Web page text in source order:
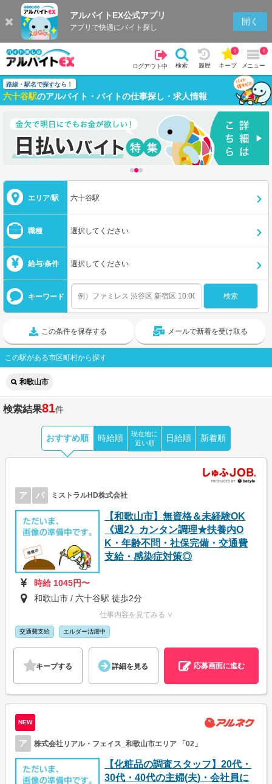
アルバイトEX公式アプリ
アプリで快適にバイト探し
開く
ログアウト中 検索 履歴 キープ
0
メニュー
0
路線・駅名で探すなら！
六十谷駅のアルバイト・バイトの仕事探し・求人情報
エリア/駅 六十谷駅
職種 選択してください
給与/条件 選択してください
キーワード
この条件を保存する メールで新着を受け取る
この駅がある市区町村から探す
和歌山市
検索結果81件
おすすめ順 時給順
現在地に
近い順
日給順 新着順
ア パ ミストラルHD株式会社
【和歌山市】無資格＆未経験OK
《週2》カンタン調理★扶養内O
K・年齢不問・社保完備・交通費
支給・感染症対策◎
時給 1045円〜
和歌山市 / 六十谷駅 徒歩2分
仕事内容を見てみる ∨
交通費支給 エルダー活躍中
キープする 詳細を見る 応募画面に進む
NEW
ア 株式会社リアル・フェイス_和歌山市エリア 「02」
【化粧品の調査スタッフ】20代・
30代・40代の主婦(夫)・会社員に